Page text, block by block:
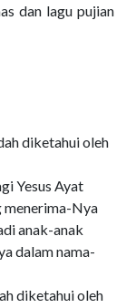
dan lagu pujian
diketahui oleh
Yesus Ayat
menerima-Nya
anak-anak
dalam nama-
diketahui oleh